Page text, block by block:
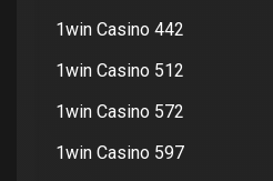
1win Casino 442
1win Casino 512
1win Casino 572
1win Casino 597